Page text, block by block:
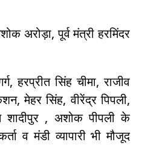
अरोड़ा, पूर्व मंत्री हरमिंदर
हरप्रीत सिंह चीमा, राजीव
मेहर सिंह, वीरेंद्र पिपली,
, अशोक पीपली के
व मंडी व्यापारी भी मौजूद